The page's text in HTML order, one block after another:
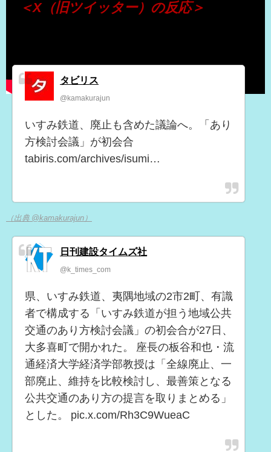
＜X（旧ツイッター）の反応＞
タビリス
@kamakurajun
いすみ鉄道、廃止も含めた議論へ。「あり
方検討会議」が初会合
tabiris.com/archives/isumi…
（出典 @kamakurajun）
日刊建設タイムズ社
@k_times_com
県、いすみ鉄道、夷隅地域の2市2町、有識
者で構成する「いすみ鉄道が担う地域公共
交通のあり方検討会議」の初会合が27日、
大多喜町で開かれた。 座長の板谷和也・流
通経済大学経済学部教授は「全線廃止、一
部廃止、維持を比較検討し、最善策となる
公共交通のあり方の提言を取りまとめる」
とした。 pic.x.com/Rh3C9WueaC